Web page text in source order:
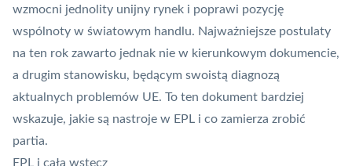
wzmocni jednolity unijny rynek i poprawi pozycję
wspólnoty w światowym handlu. Najważniejsze postulaty
na ten rok zawarto jednak nie w kierunkowym dokumencie,
a drugim stanowisku, będącym swoistą diagnozą
aktualnych problemów UE. To ten dokument bardziej
wskazuje, jakie są nastroje w EPL i co zamierza zrobić
partia.
EPL i cała wstecz